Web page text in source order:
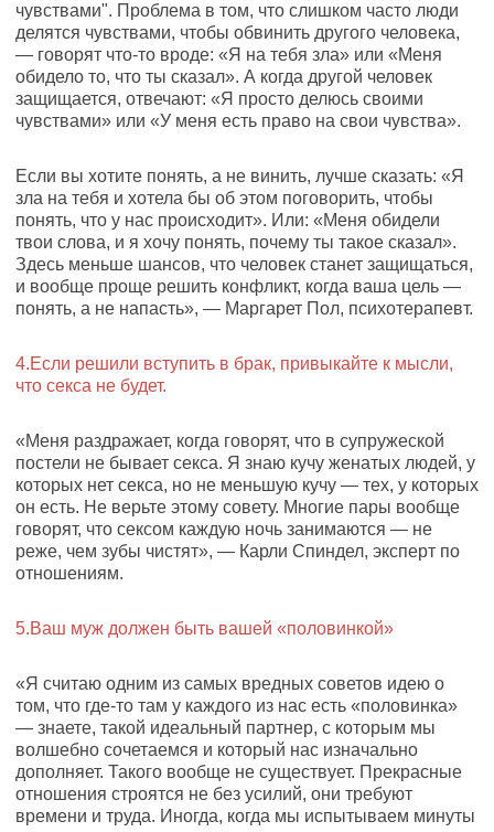
чувствами". Проблема в том, что слишком часто люди
делятся чувствами, чтобы обвинить другого человека,
— говорят что-то вроде: «Я на тебя зла» или «Меня
обидело то, что ты сказал». А когда другой человек
защищается, отвечают: «Я просто делюсь своими
чувствами» или «У меня есть право на свои чувства».
Если вы хотите понять, а не винить, лучше сказать: «Я
зла на тебя и хотела бы об этом поговорить, чтобы
понять, что у нас происходит». Или: «Меня обидели
твои слова, и я хочу понять, почему ты такое сказал».
Здесь меньше шансов, что человек станет защищаться,
и вообще проще решить конфликт, когда ваша цель —
понять, а не напасть», — Маргарет Пол, психотерапевт.
4.Если решили вступить в брак, привыкайте к мысли,
что секса не будет.
«Меня раздражает, когда говорят, что в супружеской
постели не бывает секса. Я знаю кучу женатых людей, у
которых нет секса, но не меньшую кучу — тех, у которых
он есть. Не верьте этому совету. Многие пары вообще
говорят, что сексом каждую ночь занимаются — не
реже, чем зубы чистят», — Карли Спиндел, эксперт по
отношениям.
5.Ваш муж должен быть вашей «половинкой»
«Я считаю одним из самых вредных советов идею о
том, что где-то там у каждого из нас есть «половинка»
— знаете, такой идеальный партнер, с которым мы
волшебно сочетаемся и который нас изначально
дополняет. Такого вообще не существует. Прекрасные
отношения строятся не без усилий, они требуют
времени и труда. Иногда, когда мы испытываем минуты